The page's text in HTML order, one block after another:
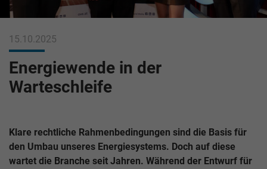
15.10.2025
Energiewende in der
Warteschleife
Klare rechtliche Rahmenbedingungen sind die Basis für
den Umbau unseres Energiesystems. Doch auf diese
wartet die Branche seit Jahren. Während der Entwurf für